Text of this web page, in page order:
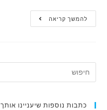
להמשך קריאה
כתבות נוספות שיעניינו אותך